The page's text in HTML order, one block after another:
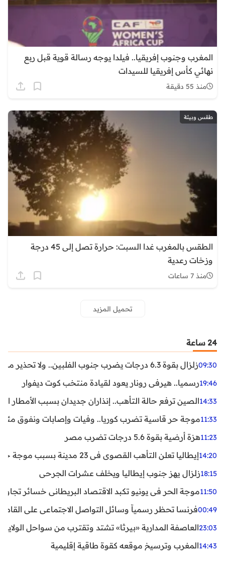
المغرب وجنوب إفريقيا.. فيلدا يوجه رسالة قوية قبل ربع
نهائي كأس إفريقيا للسيدات
منذ 55 دقيقة
طقس وبيئة
الطقس بالمغرب غدا السبت: حرارة تصل إلى 45 درجة
وزخات رعدية
منذ 7 ساعات
تحميل المزيد
24 ساعة
09:30زلزال بقوة 6.3 درجات يضرب جنوب الفلبين.. ولا تحذير من تسونامي حتى الآن
19:46رسميا.. هيرفي رونار يعود لقيادة منتخب كوت ديفوار
14:33الصين ترفع حالة التأهب.. إنذاران جديدان بسبب الأمطار
11:33موجة حر قاسية تضرب كوريا.. وفيات وإصابات ونفوق مئات
11:23هزة أرضية بقوة 5.6 درجات تضرب مصر
14:20إيطاليا تعلن التأهب القصوى في 23 مدينة بسبب موجة حر شديدة
18:15زلزال يهز جنوب إيطاليا ويخلف عشرات الجرحى
11:50موجة الحر في يونيو تكبد الاقتصاد البريطاني خسائر تجاوزت 1.5 مليار
00:49فرنسا تحظر رسمياً وسائل التواصل الاجتماعي على القاصرين
23:03العاصفة المدارية «بيرثا» تشتد وتقترب من سواحل
14:43المغرب وترسيخ موقعه كقوة طاقية إقليمية